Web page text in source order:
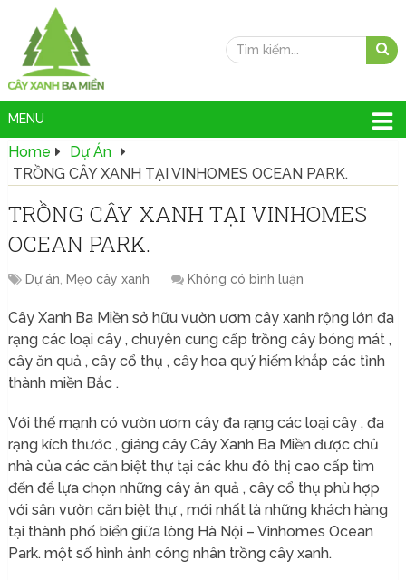
MENU
Home
Dự Án
TRỒNG CÂY XANH TẠI VINHOMES OCEAN PARK.
TRỒNG CÂY XANH TẠI VINHOMES
OCEAN PARK.
Dự án, Mẹo cây xanh Không có bình luận
Cây Xanh Ba Miền sở hữu vườn ươm cây xanh rộng lớn đa
rạng các loại cây , chuyên cung cấp trồng cây bóng mát ,
cây ăn quả , cây cổ thụ , cây hoa quý hiếm khắp các tỉnh
thành miền Bắc .
Với thế mạnh có vườn ươm cây đa rạng các loại cây , đa
rạng kích thước , giáng cây Cây Xanh Ba Miền được chủ
nhà của các căn biệt thự tại các khu đô thị cao cấp tìm
đến để lựa chọn những cây ăn quả , cây cổ thụ phù hợp
với sân vườn căn biệt thự , mới nhất là những khách hàng
tại thành phố biển giữa lòng Hà Nội – Vinhomes Ocean
Park. một số hình ảnh công nhân trồng cây xanh.